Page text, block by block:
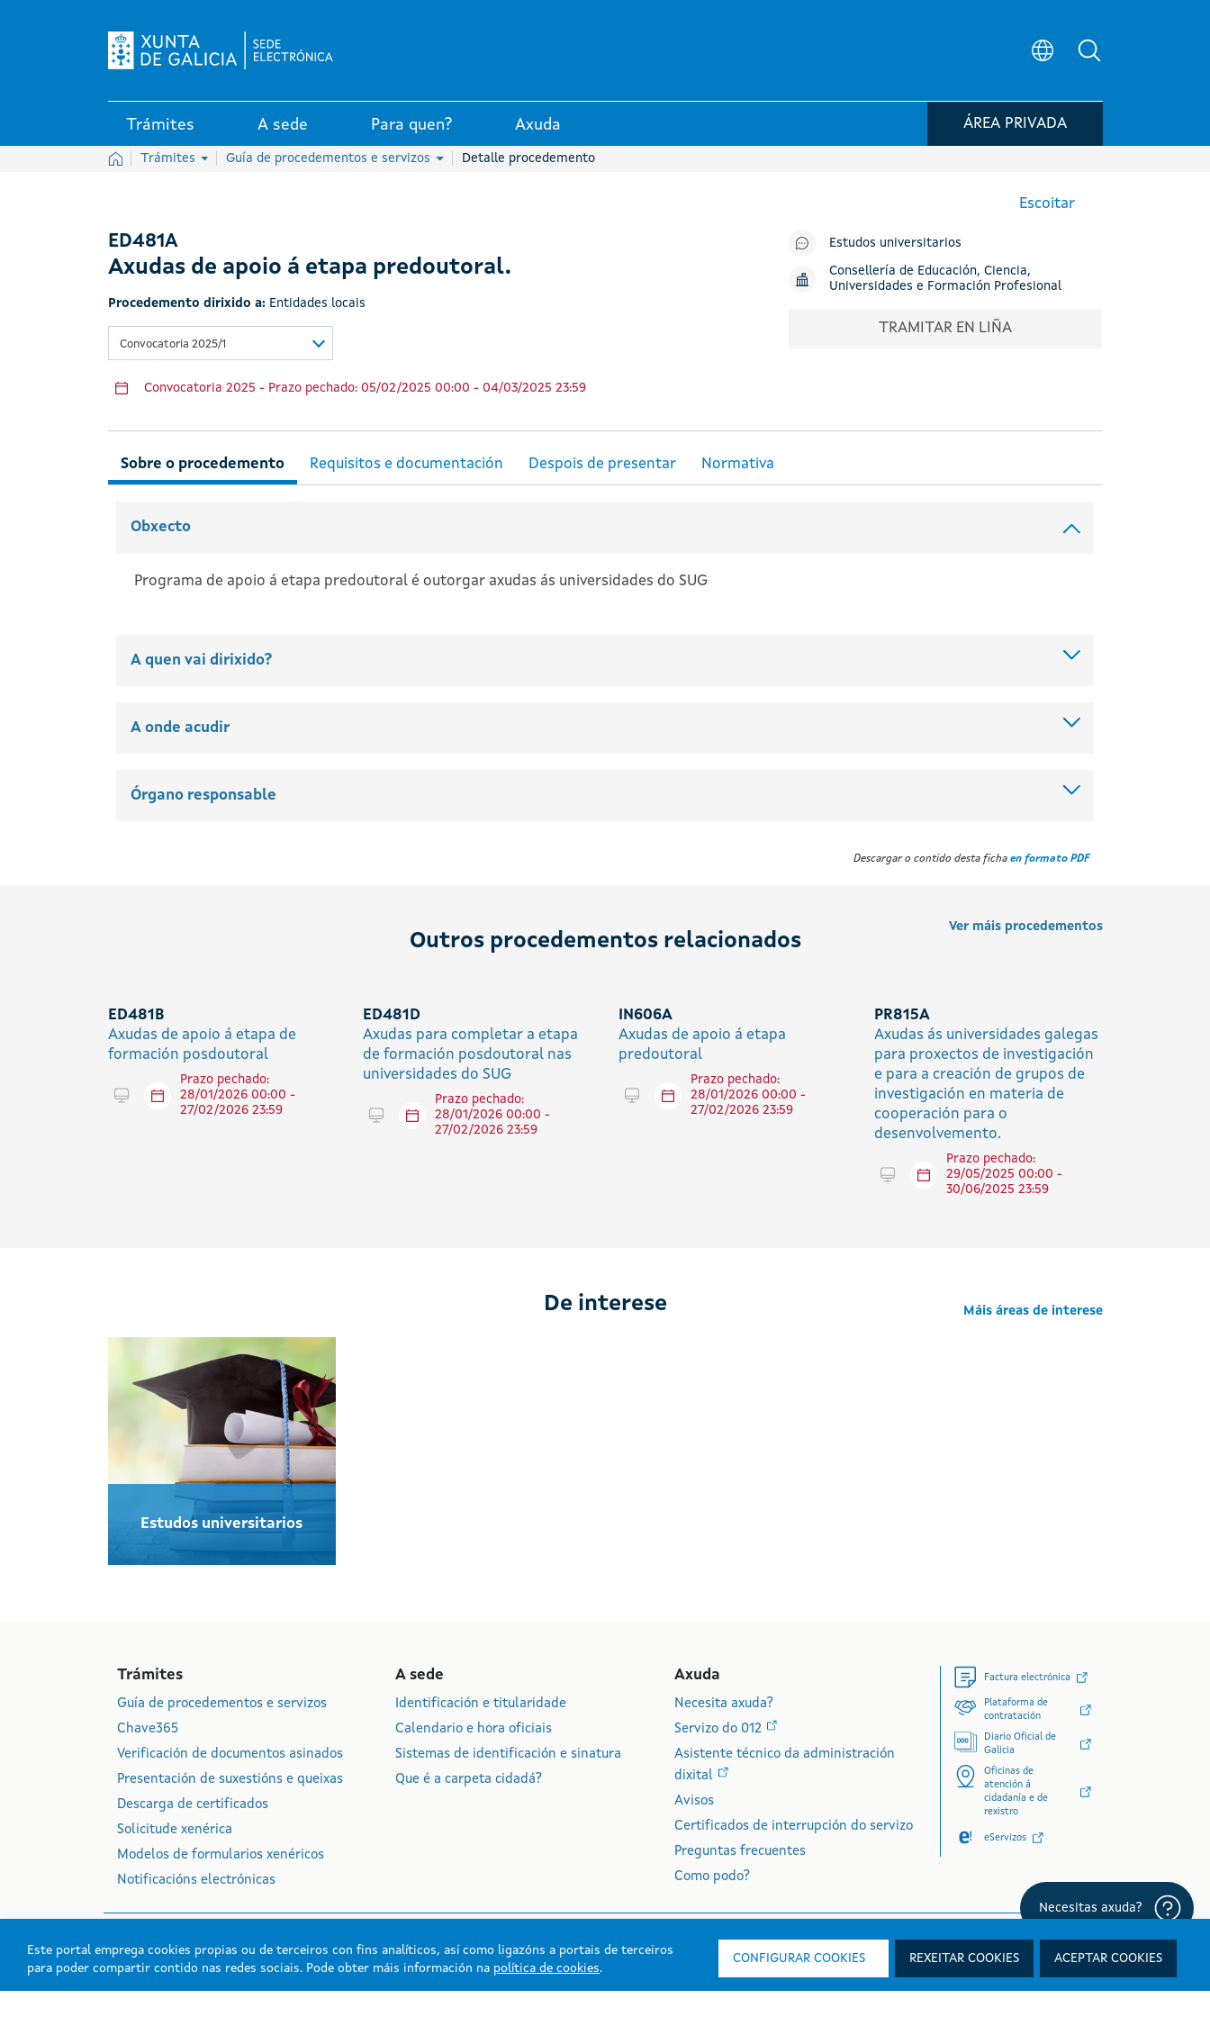
Trámites A sede Para quen? Axuda ÁREA PRIVADA
InicioTrámites Guía de procedementos e servizos Detalle procedemento
Escoitar
ED481A
Axudas de apoio á etapa predoutoral.
Procedemento dirixido a: Entidades locais
Convocatoria 2025/1
Convocatoria 2025 - Prazo pechado: 05/02/2025 00:00 - 04/03/2025 23:59
Estudos universitarios
Consellería de Educación, Ciencia,
Universidades e Formación Profesional
TRAMITAR EN LIÑA
Sobre o procedemento Despois de presentar
Obxecto
Programa de apoio á etapa predoutoral é outorgar axudas ás universidades do SUG
A quen vai dirixido?
A onde acudir
Órgano responsable
Descargar o contido desta ficha en formato PDF
Outros procedementos relacionados
Ver máis procedementos
ED481B
Axudas de apoio á etapa de
formación posdoutoral
Tramitar en liña
Prazo pechado:
28/01/2026 00:00 -
27/02/2026 23:59
ED481D
Axudas para completar a etapa
de formación posdoutoral nas
universidades do SUG
Tramitar en liña
Prazo pechado:
28/01/2026 00:00 -
27/02/2026 23:59
IN606A
Axudas de apoio á etapa
predoutoral
Tramitar en liña
Prazo pechado:
28/01/2026 00:00 -
27/02/2026 23:59
PR815A
Axudas ás universidades galegas
para proxectos de investigación
e para a creación de grupos de
investigación en materia de
cooperación para o
desenvolvemento.
Tramitar en liña
Prazo pechado:
29/05/2025 00:00 -
30/06/2025 23:59
De interese Máis áreas de interese
Estudos universitarios
Trámites
Guía de procedementos e servizos
Chave365
Verificación de documentos asinados
Presentación de suxestións e queixas
Descarga de certificados
Solicitude xenérica
Modelos de formularios xenéricos
Notificacións electrónicas
A sede
Identificación e titularidade
Calendario e hora oficiais
Sistemas de identificación e sinatura
Que é a carpeta cidadá?
Axuda
Necesita axuda?
Servizo do 012
Asistente técnico da administración
dixital
Avisos
Certificados de interrupción do servizo
Preguntas frecuentes
Como podo?
Factura electrónica
Plataforma de
contratación
Diario Oficial de
Galicia
Oficinas de
atención á
cidadanía e de
rexistro
eServizos
Este portal emprega cookies propias ou de terceiros con fins analíticos, así como ligazóns a portais de terceiros
para poder compartir contido nas redes sociais. Pode obter máis información na política de cookies.
CONFIGURAR COOKIES REXEITAR COOKIES ACEPTAR COOKIES